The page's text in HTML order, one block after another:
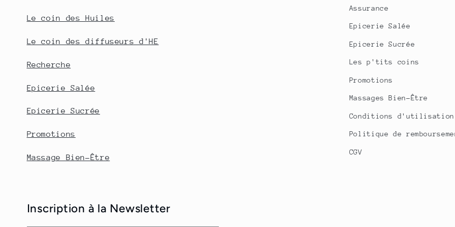
Le coin des Huiles
Le coin des diffuseurs d'HE
Recherche
Epicerie Salée
Epicerie Sucrée
Promotions
Massage Bien-Être
Assurance
Epicerie Salée
Epicerie Sucrée
Les p'tits coins
Promotions
Massages Bien-Être
Conditions d'utilisation
Politique de
CGV
Inscription à la Newsletter